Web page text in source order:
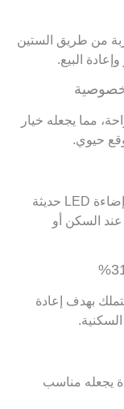
من طريق الستين
البيع.
مما يجعله خيار
حيوي.
استخدام دهانات عصرية، سيراميك فاخر، وإضاءة LED حديثة
عند السكن أو
بهدف إعادة
يجعله مناسب